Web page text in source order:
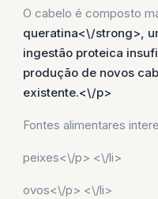
O cabelo é composto
queratina<\/strong>,
ingestão proteica
produção de novos
existente.<\/p>
Fontes alimentares
peixes<\/p> <\/li>
ovos<\/p> <\/li>